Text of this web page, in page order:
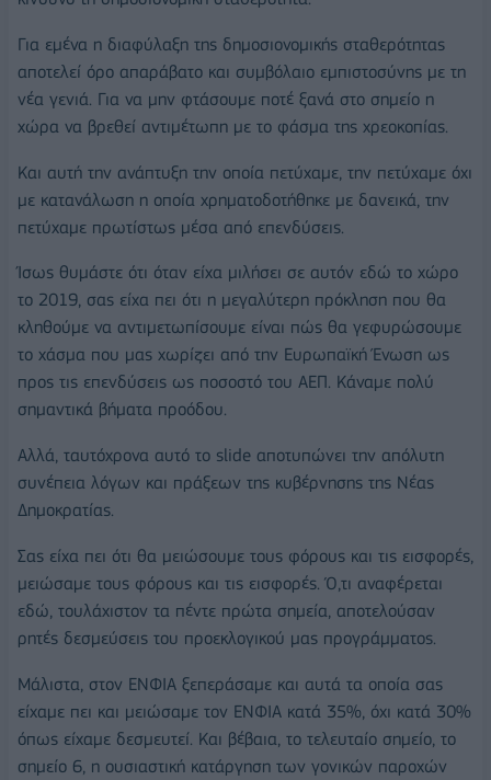
Για εμένα η διαφύλαξη της δημοσιονομικής σταθερότητας
αποτελεί όρο απαράβατο και συμβόλαιο εμπιστοσύνης με τη
νέα γενιά. Για να μην φτάσουμε ποτέ ξανά στο σημείο η
χώρα να βρεθεί αντιμέτωπη με το φάσμα της χρεοκοπίας.
Και αυτή την ανάπτυξη την οποία πετύχαμε, την πετύχαμε όχι
με κατανάλωση η οποία χρηματοδοτήθηκε με δανεικά, την
πετύχαμε πρωτίστως μέσα από επενδύσεις.
Ίσως θυμάστε ότι όταν είχα μιλήσει σε αυτόν εδώ το χώρο
το 2019, σας είχα πει ότι η μεγαλύτερη πρόκληση που θα
κληθούμε να αντιμετωπίσουμε είναι πώς θα γεφυρώσουμε
το χάσμα που μας χωρίζει από την Ευρωπαϊκή Ένωση ως
προς τις επενδύσεις ως ποσοστό του ΑΕΠ. Κάναμε πολύ
σημαντικά βήματα προόδου.
Αλλά, ταυτόχρονα αυτό το slide αποτυπώνει την απόλυτη
συνέπεια λόγων και πράξεων της κυβέρνησης της Νέας
Δημοκρατίας.
Σας είχα πει ότι θα μειώσουμε τους φόρους και τις εισφορές,
μειώσαμε τους φόρους και τις εισφορές. Ό,τι αναφέρεται
εδώ, τουλάχιστον τα πέντε πρώτα σημεία, αποτελούσαν
ρητές δεσμεύσεις του προεκλογικού μας προγράμματος.
Μάλιστα, στον ΕΝΦΙΑ ξεπεράσαμε και αυτά τα οποία σας
είχαμε πει και μειώσαμε τον ΕΝΦΙΑ κατά 35%, όχι κατά 30%
όπως είχαμε δεσμευτεί. Και βέβαια, το τελευταίο σημείο, το
σημείο 6, η ουσιαστική κατάργηση των γονικών παροχών